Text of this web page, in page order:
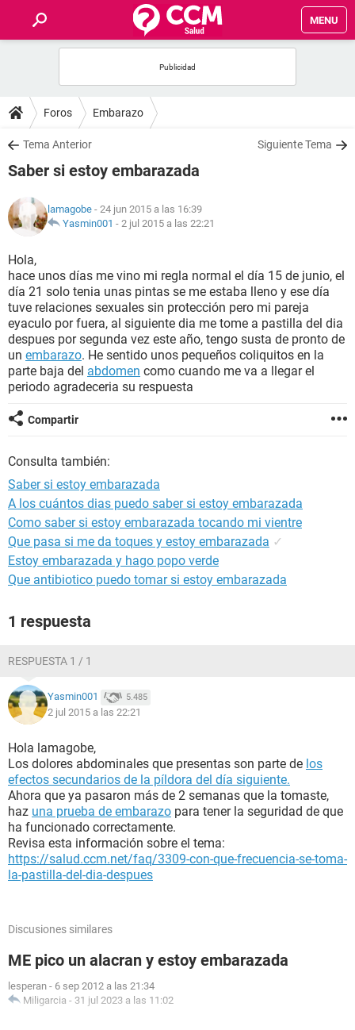
MENU
FOROS
SALUD
NUTRICIÓN
BIENESTAR
SEXUALIDAD
GLOSARIO
Foros Embarazo
Tema Anterior Siguiente Tema
Saber si estoy embarazada
lamagobe - 24 jun 2015 a las 16:39
Yasmin001 - 2 jul 2015 a las 22:21
Hola,
hace unos días me vino mi regla normal el día 15 de junio, el
día 21 solo tenia unas pintas se me estaba lleno y ese día
tuve relaciones sexuales sin protección pero mi pareja
eyaculo por fuera, al siguiente dia me tome a pastilla del dia
despues por segunda vez este año, tengo susta de pronto de
un embarazo. He sentido unos pequeños coliquitos en la
parte baja del abdomen como cuando me va a llegar el
periodo agradeceria su respuesta
Compartir
Consulta también:
Saber si estoy embarazada
A los cuántos dias puedo saber si estoy embarazada
Como saber si estoy embarazada tocando mi vientre
Que pasa si me da toques y estoy embarazada ✓
Estoy embarazada y hago popo verde
Que antibiotico puedo tomar si estoy embarazada
1 respuesta
RESPUESTA 1 / 1
Yasmin001 5.485
2 jul 2015 a las 22:21
Hola lamagobe,
Los dolores abdominales que presentas son parte de los
efectos secundarios de la píldora del día siguiente.
Ahora que ya pasaron más de 2 semanas que la tomaste,
haz una prueba de embarazo para tener la seguridad de que
ha funcionado correctamente.
Revisa esta información sobre el tema:
https://salud.ccm.net/faq/3309-con-que-frecuencia-se-toma-
la-pastilla-del-dia-despues
Discusiones similares
ME pico un alacran y estoy embarazada
lesperan - 6 sep 2012 a las 21:34
Miligarcia - 31 jul 2023 a las 11:02